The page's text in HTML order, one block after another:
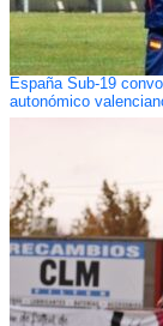
España Sub-19
autonómico